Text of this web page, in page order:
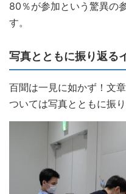
80％が参加という驚異の
す。
写真とともに振り返る
百聞は一見に如かず！文
ついては写真とともに振